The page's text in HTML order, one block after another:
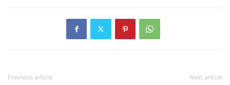
Previous article Next article